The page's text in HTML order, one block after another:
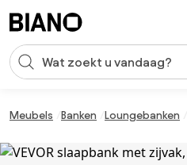
Zoekopdracht invoeren
Meubels Banken Loungebanken